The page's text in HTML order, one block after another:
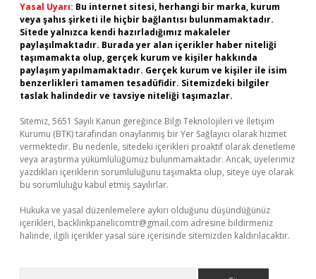
Yasal Uyarı: Bu internet sitesi, herhangi bir marka, kurum
veya şahıs şirketi ile hiçbir bağlantısı bulunmamaktadır.
Sitede yalnızca kendi hazırladığımız makaleler
paylaşılmaktadır. Burada yer alan içerikler haber niteliği
taşımamakta olup, gerçek kurum ve kişiler hakkında
paylaşım yapılmamaktadır. Gerçek kurum ve kişiler ile isim
benzerlikleri tamamen tesadüfidir. Sitemizdeki bilgiler
taslak halindedir ve tavsiye niteliği taşımazlar.
Sitemiz, 5651 Sayılı Kanun gereğince Bilgi Teknolojileri ve İletişim
Kurumu (BTK) tarafından onaylanmış bir Yer Sağlayıcı olarak hizmet
vermektedir. Bu nedenle, sitedeki içerikleri proaktif olarak denetleme
veya araştırma yükümlülüğümüz bulunmamaktadır. Ancak, üyelerimiz
yazdıkları içeriklerin sorumluluğunu taşımakta olup, siteye üye olarak
bu sorumluluğu kabul etmiş sayılırlar.
Hukuka ve yasal düzenlemelere aykırı olduğunu düşündüğünüz
içerikleri, backlinkpanelicomtr@gmail.com adresine bildirmeniz
halinde, ilgili içerikler yasal süre içerisinde sitemizden kaldırılacaktır.